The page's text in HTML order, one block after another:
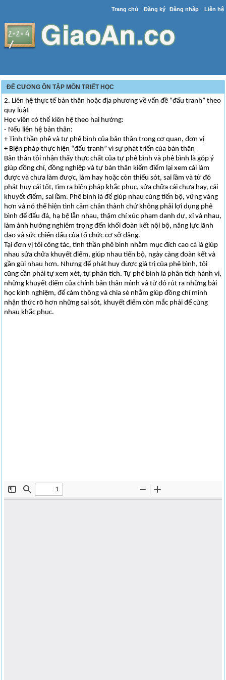
Trang chủ Đăng ký Đăng nhập Liên hệ
ĐỂ CƯƠNG ÔN TẬP MÔN TRIẾT HỌC
2. Liên hệ thực tế bản thân hoặc địa phương về vấn đề “đấu tranh” theo
quy luật
Học viên có thể kiên hệ theo hai hướng:
- Nếu liên hệ bản thân:
+ Tinh thần phê và tự phê bình của bản thân trong cơ quan, đơn vị
+ Biện pháp thực hiện “đấu tranh” vì sự phát triển của bản thân
Bản thân tôi nhận thấy thực chất của tự phê bình và phê bình là góp ý
giúp đồng chí, đồng nghiệp và tự bản thân kiểm điểm lại xem cái làm
được và chưa làm được, làm hay hoặc còn thiếu sót, sai lầm và từ đó
phát huy cái tốt, tìm ra biện pháp khắc phục, sửa chữa cái chưa hay, cái
khuyết điểm, sai lầm. Phê bình là để giúp nhau cùng tiến bộ, vững vàng
hơn và nó thể hiện tình cảm chân thành chứ không phải lợi dụng phê
bình để đấu đá, hạ bệ lẫn nhau, thậm chí xúc phạm danh dự, xỉ vả nhau,
làm ảnh hưởng nghiêm trọng đến khối đoàn kết nội bộ, năng lực lãnh
đạo và sức chiến đấu của tổ chức cơ sở đảng.
Tại đơn vị tôi công tác, tinh thần phê bình nhằm mục đích cao cả là giúp
nhau sửa chữa khuyết điểm, giúp nhau tiến bộ, ngày càng đoàn kết và
gần gũi nhau hơn. Nhưng để phát huy được giá trị của phê bình, tôi
cũng cần phải tự xem xét, tự phân tích. Tự phê bình là phân tích hành vi,
những khuyết điểm của chính bản thân mình và từ đó rút ra những bài
học kinh nghiệm, để cảm thông và chia sẻ nhằm giúp đồng chí mình
nhận thức rõ hơn những sai sót, khuyết điểm còn mắc phải để cùng
nhau khắc phục.